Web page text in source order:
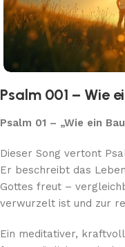
Psalm 001 – Wie
Psalm 01 – „Wie ein
Dieser Song vertont
Er beschreibt das
Gottes freut –
verwurzelt ist und zur
Ein meditativer,